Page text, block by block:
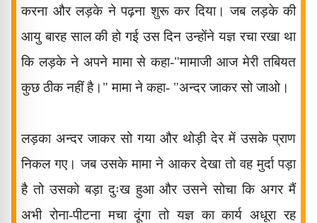
करना और लड़के ने पढ़ना शुरू कर दिया। जब लड़के की
आयु बारह साल की हो गई उस दिन उन्होंने यज्ञ रचा रखा था
कि लड़के ने अपने मामा से कहा-"मामाजी आज मेरी तबियत
कुछ ठीक नहीं है।" मामा ने कहा- "अन्दर जाकर सो जाओ।
लड़का अन्दर जाकर सो गया और थोड़ी देर में उसके प्राण
निकल गए। जब उसके मामा ने आकर देखा तो वह मुर्दा पड़ा
है तो उसको बड़ा दुःख हुआ और उसने सोचा कि अगर मैं
अभी रोना-पीटना मचा दूंगा तो यज्ञ का कार्य अधूरा रह